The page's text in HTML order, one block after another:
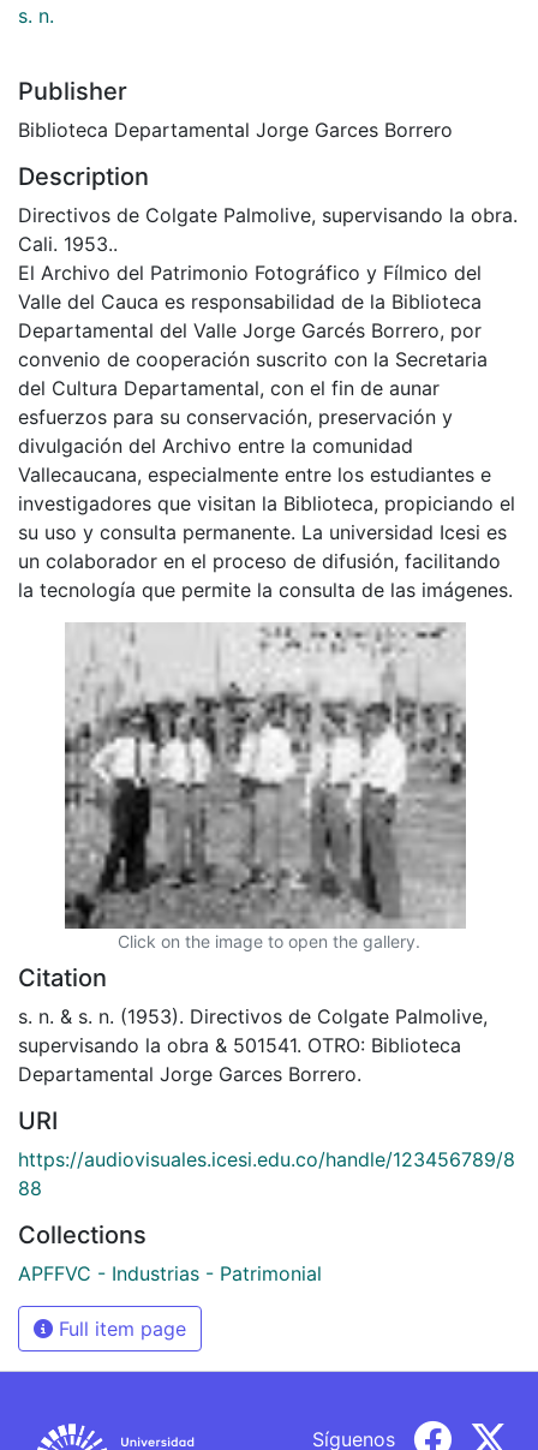
s. n.
Publisher
Biblioteca Departamental Jorge Garces Borrero
Description
Directivos de Colgate Palmolive, supervisando la obra.
Cali. 1953..
El Archivo del Patrimonio Fotográfico y Fílmico del
Valle del Cauca es responsabilidad de la Biblioteca
Departamental del Valle Jorge Garcés Borrero, por
convenio de cooperación suscrito con la Secretaria
del Cultura Departamental, con el fin de aunar
esfuerzos para su conservación, preservación y
divulgación del Archivo entre la comunidad
Vallecaucana, especialmente entre los estudiantes e
investigadores que visitan la Biblioteca, propiciando el
su uso y consulta permanente. La universidad Icesi es
un colaborador en el proceso de difusión, facilitando
la tecnología que permite la consulta de las imágenes.
Click on the image to open the gallery.
Citation
s. n. & s. n. (1953). Directivos de Colgate Palmolive,
supervisando la obra & 501541. OTRO: Biblioteca
Departamental Jorge Garces Borrero.
URI
https://audiovisuales.icesi.edu.co/handle/123456789/8
88
Collections
APFFVC - Industrias - Patrimonial
Full item page
Síguenos